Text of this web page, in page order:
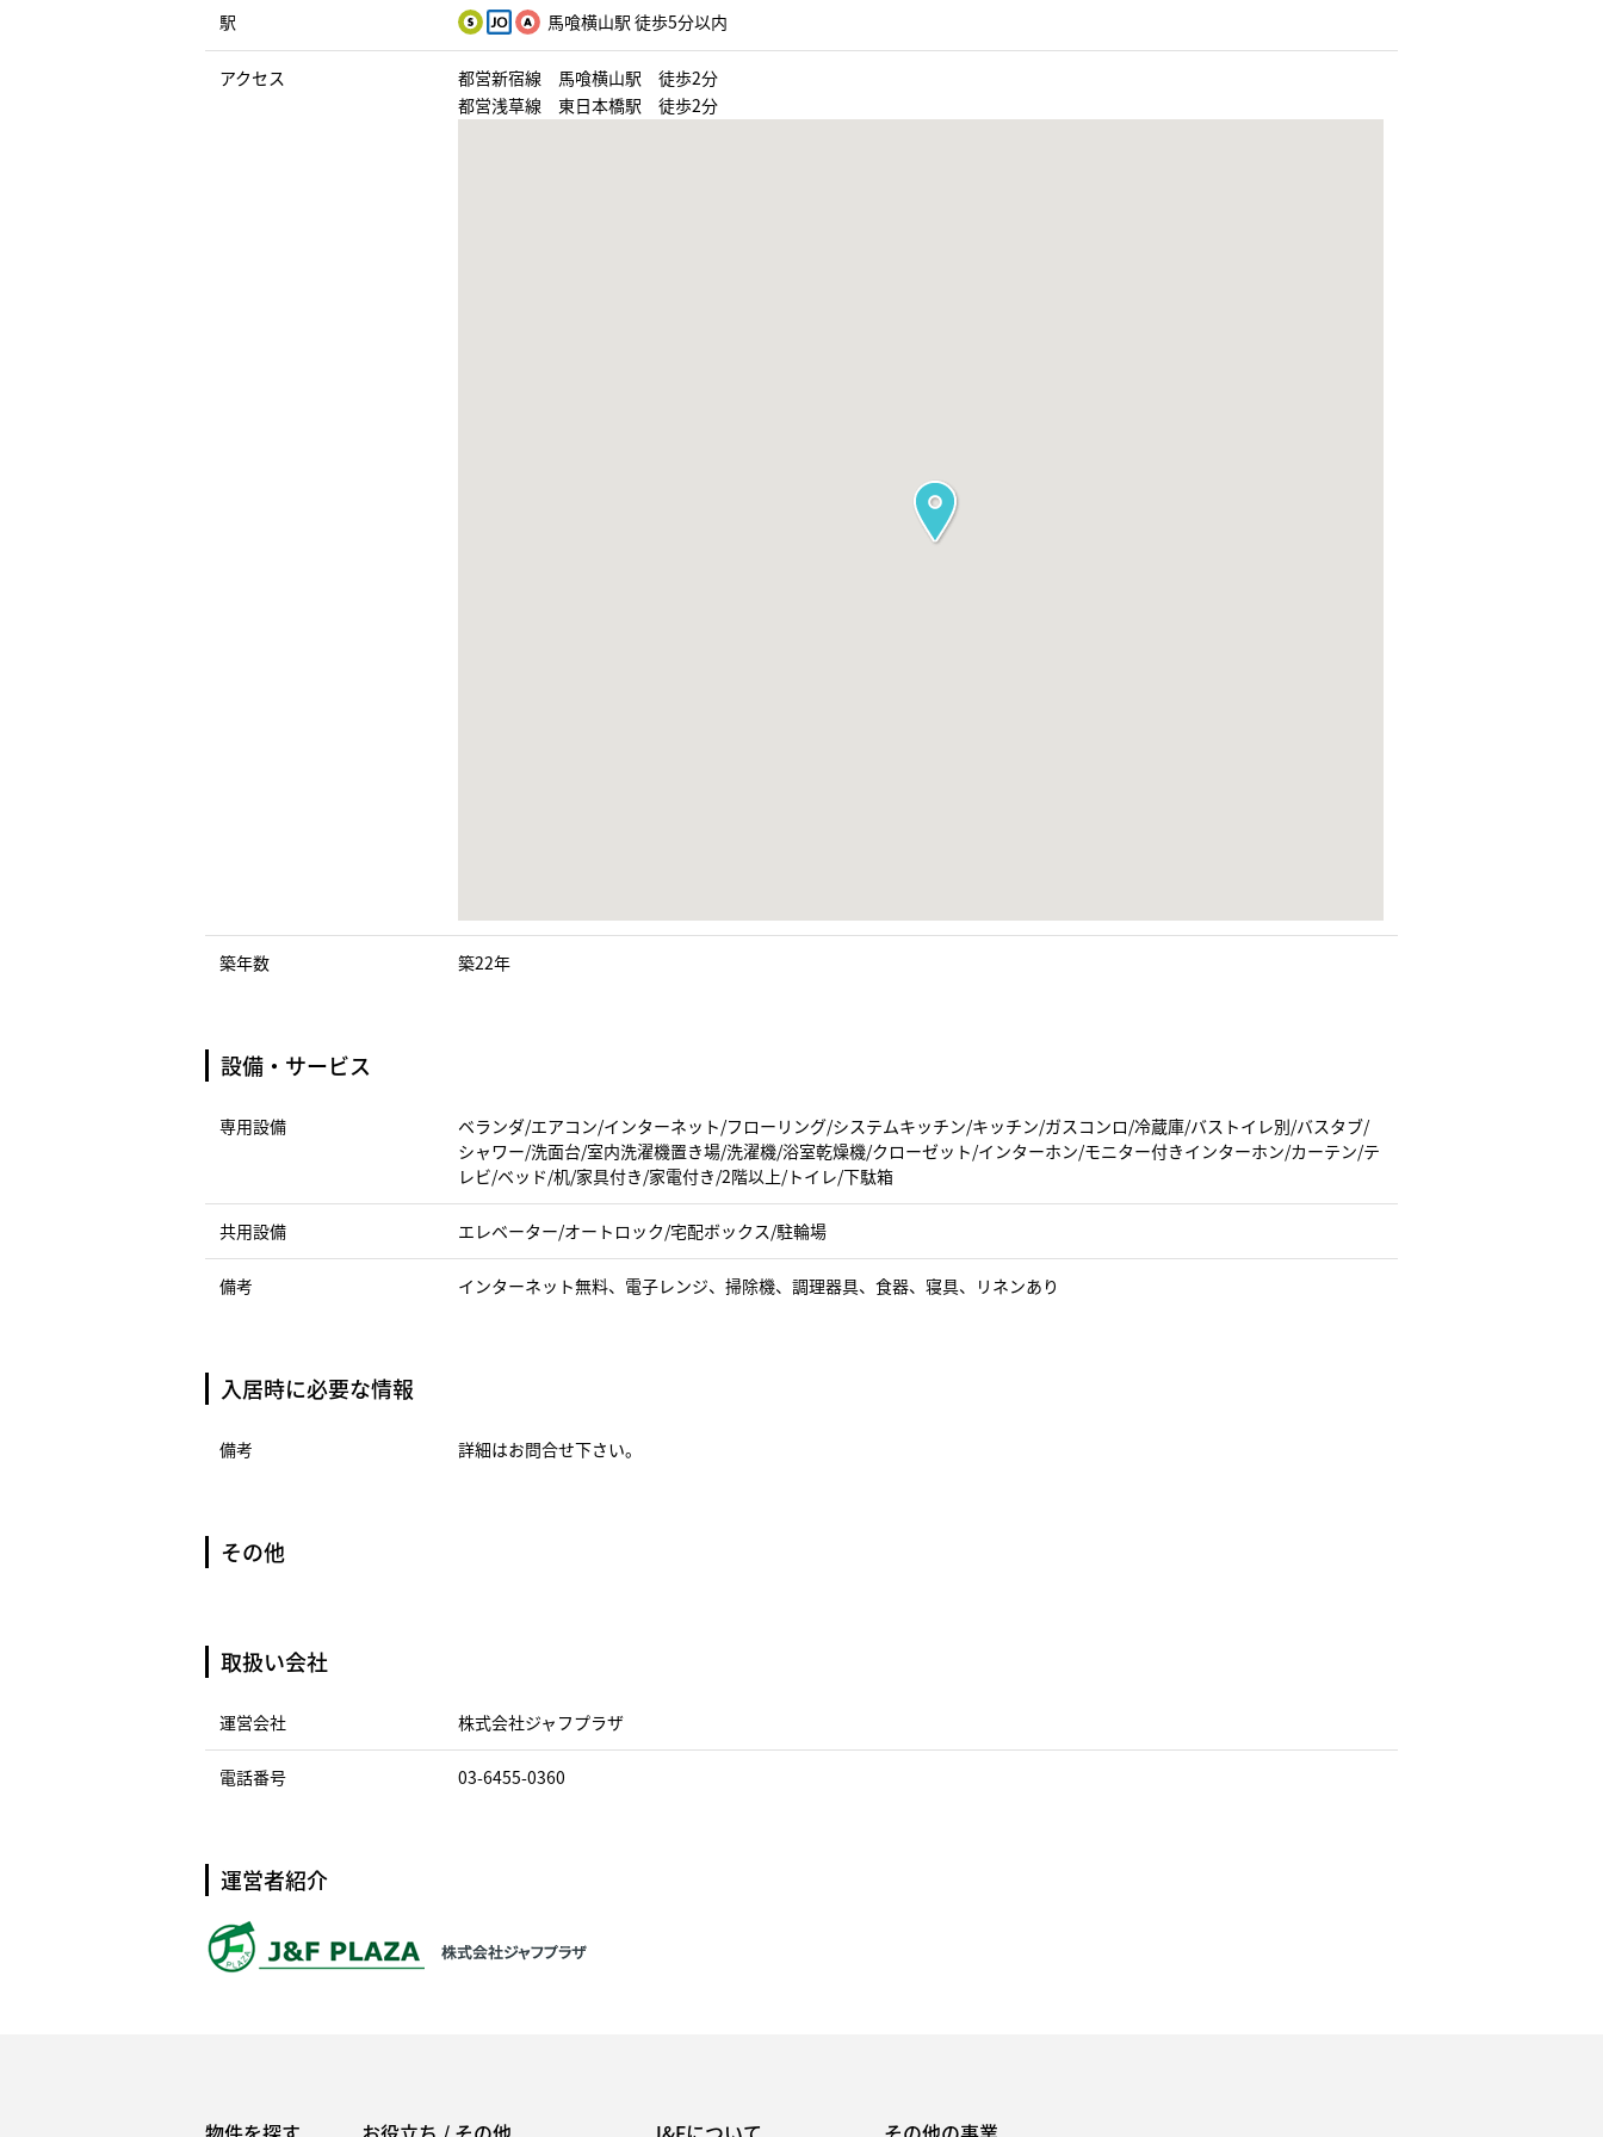
駅 馬喰横山駅 徒歩5分以内
アクセス
都営新宿線 馬喰横山駅 徒歩2分
都営浅草線 東日本橋駅 徒歩2分
築年数 築22年
設備・サービス
専用設備
ベランダ/エアコン/インターネット/フローリング/システムキッチン/キッチン/ガスコンロ/冷蔵庫/バストイレ別/バスタブ/
シャワー/洗面台/室内洗濯機置き場/洗濯機/浴室乾燥機/クローゼット/インターホン/モニター付きインターホン/カーテン/テ
レビ/ベッド/机/家具付き/家電付き/2階以上/トイレ/下駄箱
共用設備 エレベーター/オートロック/宅配ボックス/駐輪場
備考 インターネット無料、電子レンジ、掃除機、調理器具、食器、寝具、リネンあり
入居時に必要な情報
備考 詳細はお問合せ下さい。
その他
取扱い会社
運営会社 株式会社ジャフプラザ
電話番号 03-6455-0360
運営者紹介